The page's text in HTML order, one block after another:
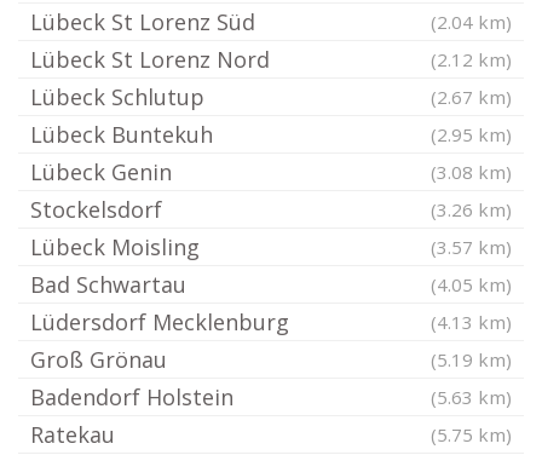
Lübeck St Lorenz Süd (2.04 km)
Lübeck St Lorenz Nord (2.12 km)
Lübeck Schlutup (2.67 km)
Lübeck Buntekuh (2.95 km)
Lübeck Genin (3.08 km)
Stockelsdorf (3.26 km)
Lübeck Moisling (3.57 km)
Bad Schwartau (4.05 km)
Lüdersdorf Mecklenburg (4.13 km)
Groß Grönau (5.19 km)
Badendorf Holstein (5.63 km)
Ratekau (5.75 km)